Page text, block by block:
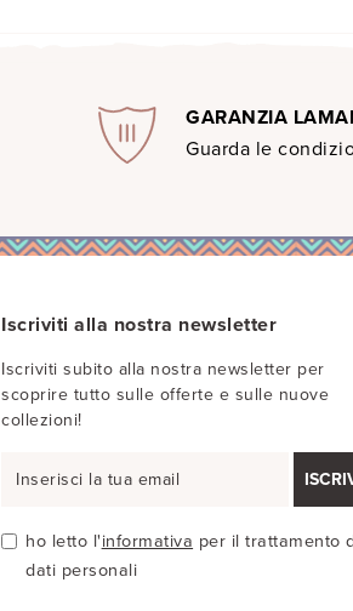
GARANZIA
Guarda le
Iscriviti alla nostra newsletter
Iscriviti subito alla nostra newsletter per
scoprire tutto sulle offerte e sulle nuove
collezioni!
ho letto l'informativa per il trattamento
dati personali